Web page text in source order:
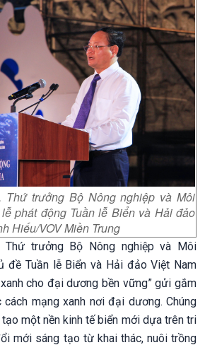
Thứ trưởng Bộ Nông nghiệp và Môi
phát động Tuần lễ Biển và Hải đảo
Hiếu/VOV Miền Trung
Thứ trưởng Bộ Nông nghiệp và Môi
đề Tuần lễ Biển và Hải đảo Việt Nam
cho đại dương bền vững” gửi gắm
mạng xanh nơi đại dương. Chúng
một nền kinh tế biển mới dựa trên tri
mới sáng tạo từ khai thác, nuôi trồng